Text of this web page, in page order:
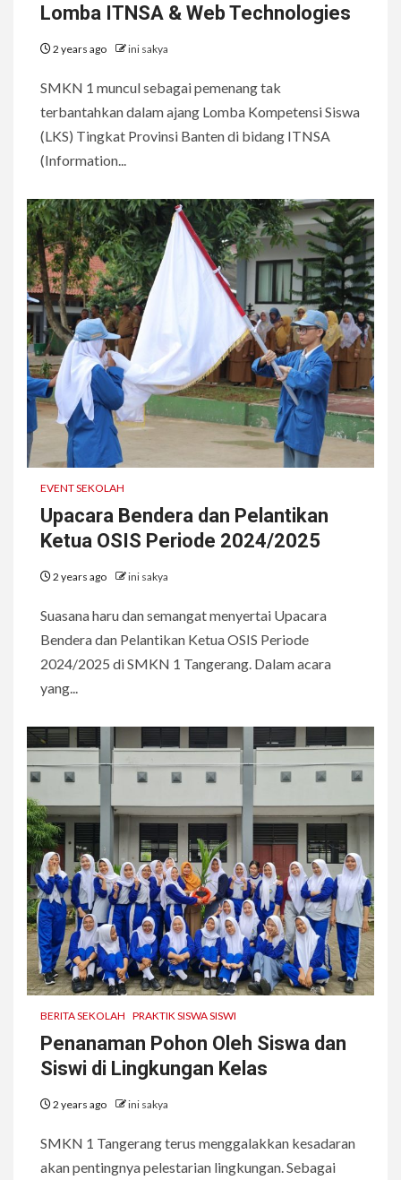
Lomba ITNSA & Web Technologies
2 years ago ini sakya
SMKN 1 muncul sebagai pemenang tak
terbantahkan dalam ajang Lomba Kompetensi Siswa
(LKS) Tingkat Provinsi Banten di bidang ITNSA
(Information...
EVENT SEKOLAH
Upacara Bendera dan Pelantikan
Ketua OSIS Periode 2024/2025
2 years ago ini sakya
Suasana haru dan semangat menyertai Upacara
Bendera dan Pelantikan Ketua OSIS Periode
2024/2025 di SMKN 1 Tangerang. Dalam acara
yang...
BERITA SEKOLAH PRAKTIK SISWA SISWI
Penanaman Pohon Oleh Siswa dan
Siswi di Lingkungan Kelas
2 years ago ini sakya
SMKN 1 Tangerang terus menggalakkan kesadaran
akan pentingnya pelestarian lingkungan. Sebagai